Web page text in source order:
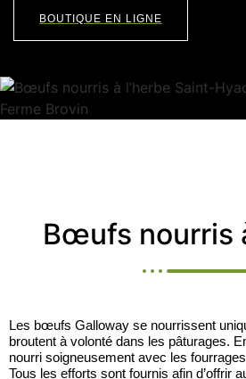
BOUTIQUE EN LIGNE
Bœufs nourris
Les bœufs Galloway se nourrissent
broutent à volonté dans les pâturages.
nourri soigneusement avec les
Tous les efforts sont fournis afin d’offrir